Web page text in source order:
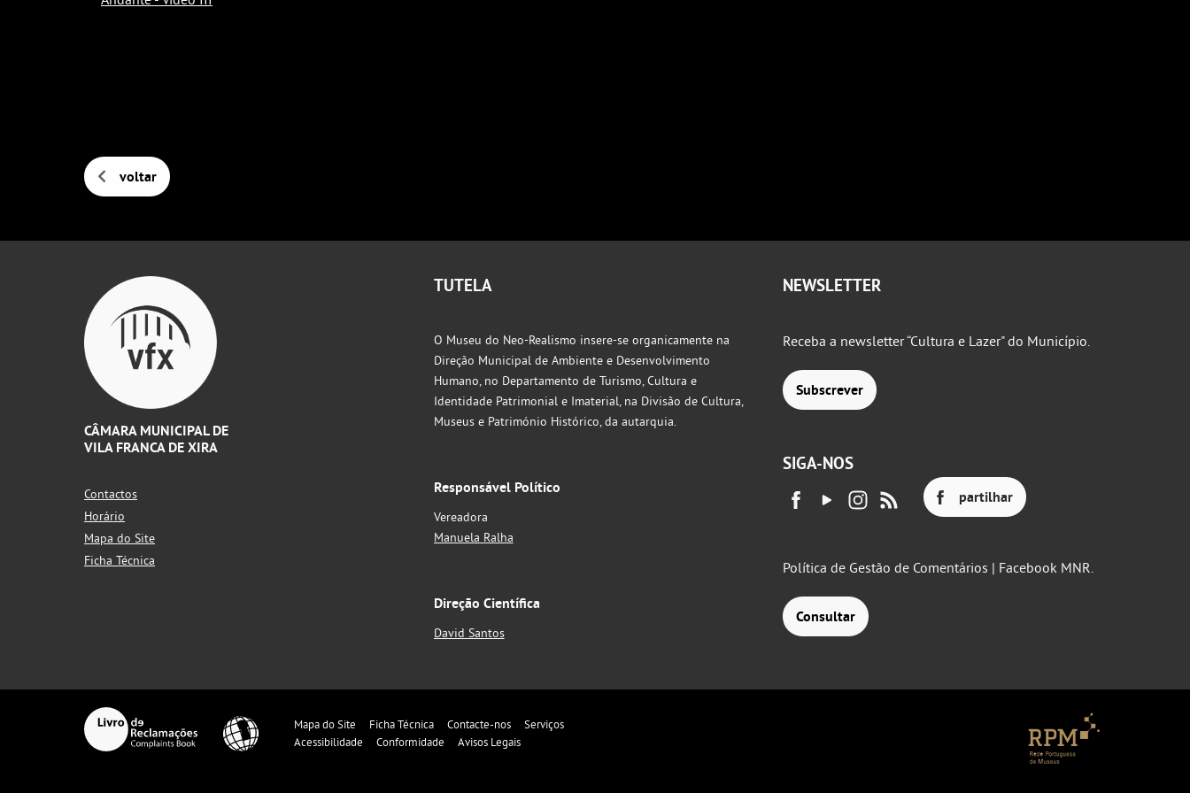
voltar
CÂMARA MUNICIPAL DE
VILA FRANCA DE XIRA
Contactos
Horário
Mapa do Site
Ficha Técnica
TUTELA
O Museu do Neo-Realismo insere-se organicamente na
Direção Municipal de Ambiente e Desenvolvimento
Humano, no Departamento de Turismo, Cultura e
Identidade Patrimonial e Imaterial, na Divisão de Cultura,
Museus e Património Histórico, da autarquia.
Responsável Político
Vereadora
Manuela Ralha
Direção Científica
David Santos
NEWSLETTER
Receba a newsletter “Cultura e Lazer" do Município.
Subscrever
SIGA-NOS
partilhar
Política de Gestão de Comentários | Facebook MNR.
Consultar
Mapa do Site Ficha Técnica Contacte-nos
Serviços
Acessibilidade
Conformidade Avisos Legais